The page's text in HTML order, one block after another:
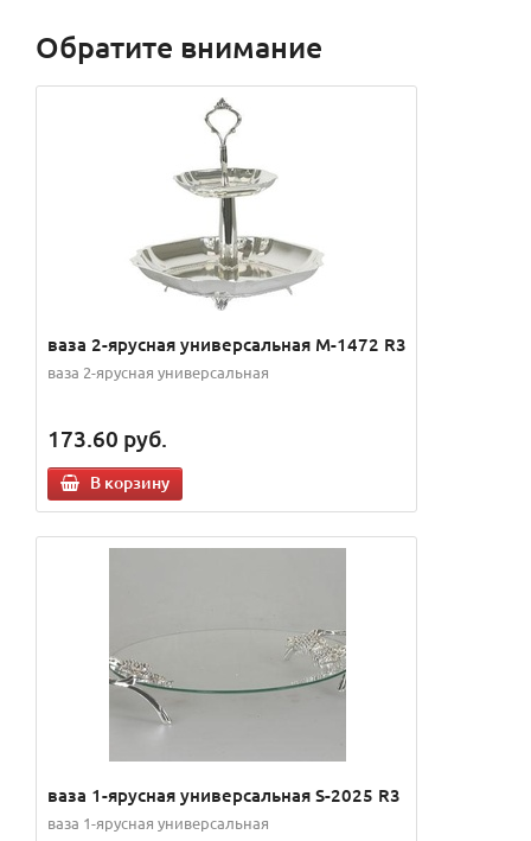
Обратите внимание
ваза 2-ярусная универсальная M-1472 R3
ваза 2-ярусная универсальная
173.60 руб.
В корзину
ваза 1-ярусная универсальная S-2025 R3
ваза 1-ярусная универсальная